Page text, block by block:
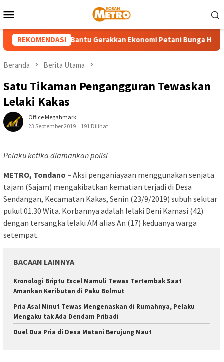
ke
Mobile
REKOMENDASI
Pegadaian Bantu Gerakkan Ekonomi Petani Bunga Hingga
Beranda Berita Utama
Satu Tikaman Pengangguran Tewaskan
Lelaki Kakas
Office Megahmark
23 September 2019
191 Dilihat
Pelaku ketika diamankan polisi
METRO, Tondano – Aksi penganiayaan menggunakan senjata
tajam (Sajam) mengakibatkan kematian terjadi di Desa
Sendangan, Kecamatan Kakas, Senin (23/9/2019) subuh sekitar
pukul 01.30 Wita. Korbannya adalah lelaki Deni Kamasi (42)
dengan tersangka lelaki AM alias An (17) keduanya warga
setempat.
BACAAN LAINNYA
Kronologi Briptu Excel Mamuli Tewas Tertembak Saat
Amankan Keributan di Paku Bolmut
Pria Asal Minut Tewas Mengenaskan di Rumahnya, Pelaku
Mengaku tak Ada Dendam Pribadi
Duel Dua Pria di Desa Matani Berujung Maut